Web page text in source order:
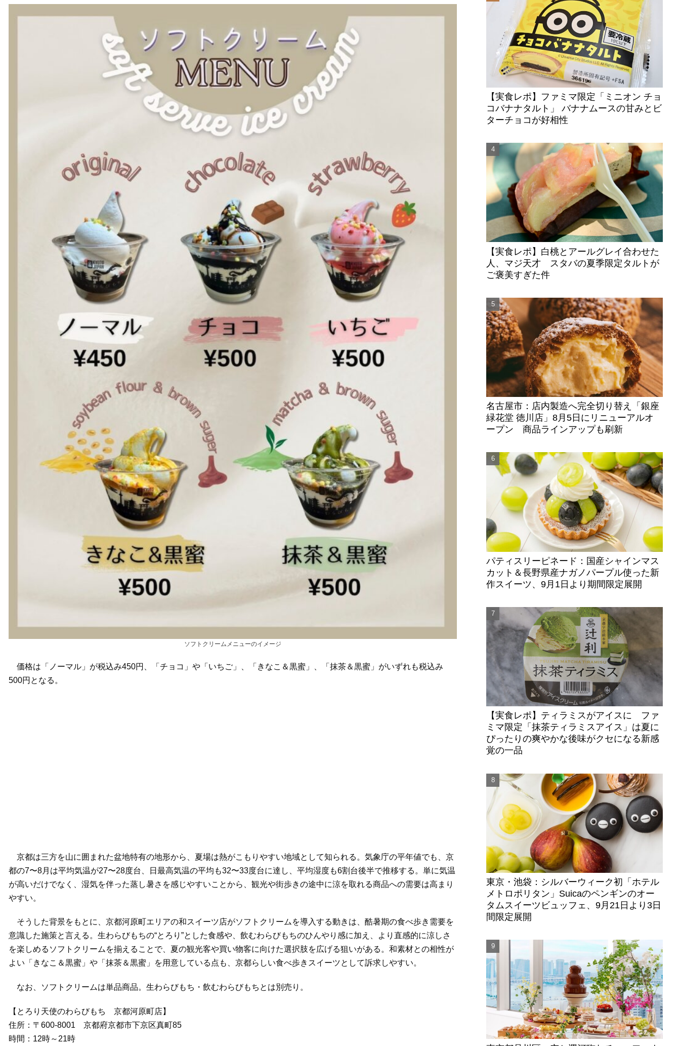
ソフトクリームメニューのイメージ
価格は「ノーマル」が税込み450円、「チョコ」や「いちご」、「きなこ＆黒蜜」、「抹茶＆黒蜜」がいずれも税込み
500円となる。
京都は三方を山に囲まれた盆地特有の地形から、夏場は熱がこもりやすい地域として知られる。気象庁の平年値でも、京
都の7〜8月は平均気温が27〜28度台、日最高気温の平均も32〜33度台に達し、平均湿度も6割台後半で推移する。単に気温
が高いだけでなく、湿気を伴った蒸し暑さを感じやすいことから、観光や街歩きの途中に涼を取れる商品への需要は高まり
やすい。
そうした背景をもとに、京都河原町エリアの和スイーツ店がソフトクリームを導入する動きは、酷暑期の食べ歩き需要を
意識した施策と言える。生わらびもちの“とろり”とした食感や、飲むわらびもちのひんやり感に加え、より直感的に涼しさ
を楽しめるソフトクリームを揃えることで、夏の観光客や買い物客に向けた選択肢を広げる狙いがある。和素材との相性が
よい「きなこ＆黒蜜」や「抹茶＆黒蜜」を用意している点も、京都らしい食べ歩きスイーツとして訴求しやすい。
なお、ソフトクリームは単品商品。生わらびもち・飲むわらびもちとは別売り。
【とろり天使のわらびもち 京都河原町店】
住所：〒600-8001 京都府京都市下京区真町85
時間：12時～21時
【実食レポ】ファミマ限定「ミニオン チョ
コバナナタルト」 バナナムースの甘みとビ
ターチョコが好相性
【実食レポ】白桃とアールグレイ合わせた
人、マジ天才 スタバの夏季限定タルトが
ご褒美すぎた件
名古屋市：店内製造へ完全切り替え「銀座
緑花堂 徳川店」8月5日にリニューアルオ
ープン 商品ラインアップも刷新
パティスリーピネード：国産シャインマス
カット＆長野県産ナガノパープル使った新
作スイーツ、9月1日より期間限定展開
【実食レポ】ティラミスがアイスに ファ
ミマ限定「抹茶ティラミスアイス」は夏に
ぴったりの爽やかな後味がクセになる新感
覚の一品
東京・池袋：シルバーウィーク初「ホテル
メトロポリタン」Suicaのペンギンのオー
タムスイーツビュッフェ、9月21日より3日
間限定展開